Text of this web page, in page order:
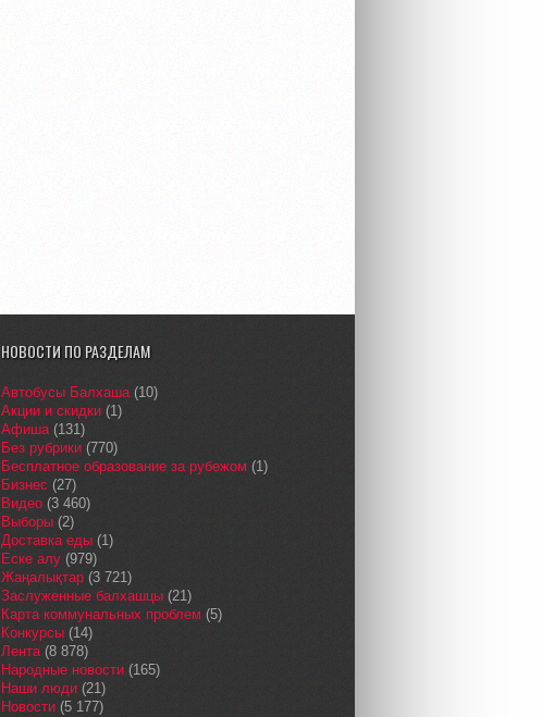
НОВОСТИ ПО РАЗДЕЛАМ
Автобусы Балхаша(10)
Акции и скидки (1)
Афиша(131)
Без рубрики (770)
Бесплатное образование за рубежом (1)
Бизнес (27)
Видео (3 460)
Выборы (2)
Доставка еды (1)
Еске алу (979)
Жаңалықтар (3 721)
Заслуженные балхашцы (21)
Карта коммунальных проблем (5)
Конкурсы (14)
Лента(8 878)
Народные новости (165)
Наши люди (21)
Новости (5 177)